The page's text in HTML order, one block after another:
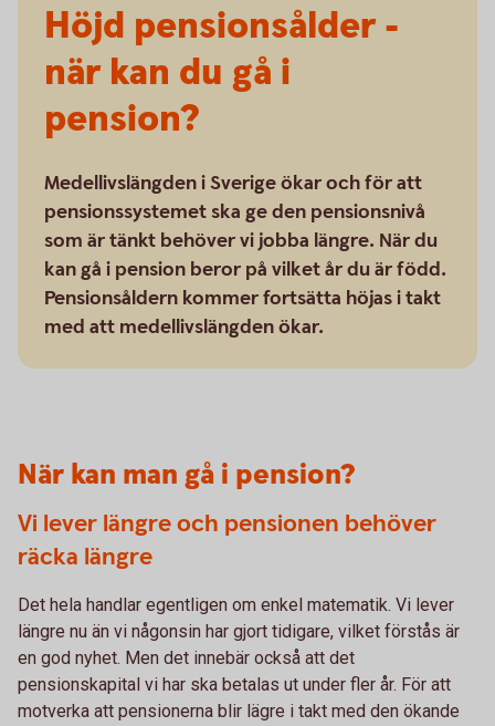
Höjd pensionsålder -
när kan du gå i
pension?
Medellivslängden i Sverige ökar och för att
pensionssystemet ska ge den pensionsnivå
som är tänkt behöver vi jobba längre. När du
kan gå i pension beror på vilket år du är född.
Pensionsåldern kommer fortsätta höjas i takt
med att medellivslängden ökar.
När kan man gå i pension?
Vi lever längre och pensionen behöver
räcka längre
Det hela handlar egentligen om enkel matematik. Vi lever
längre nu än vi någonsin har gjort tidigare, vilket förstås är
en god nyhet. Men det innebär också att det
pensionskapital vi har ska betalas ut under fler år. För att
motverka att pensionerna blir lägre i takt med den ökande